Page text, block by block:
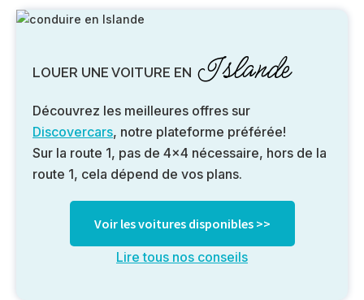
LOUER UNE VOITURE EN Islande
Découvrez les meilleures offres sur
Discovercars, notre plateforme préférée!
Sur la route 1, pas de 4×4 nécessaire, hors de la
route 1, cela dépend de vos plans.
Voir les voitures disponibles >>
Lire tous nos conseils